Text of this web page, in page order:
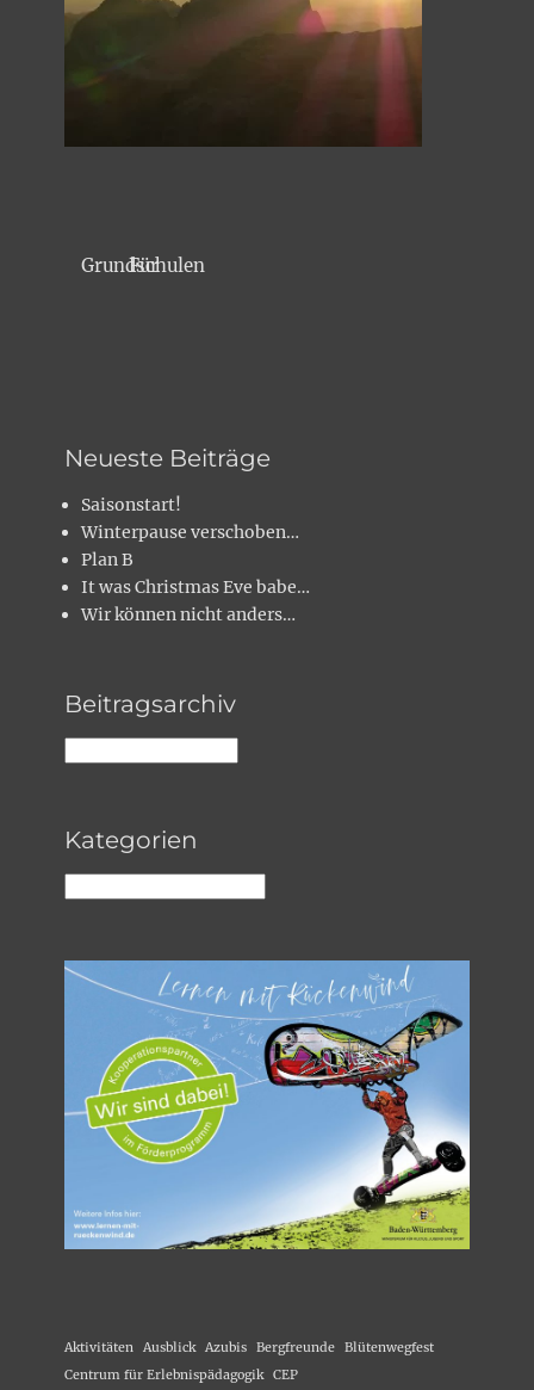
Für Grundschulen
Neueste Beiträge
Saisonstart!
Winterpause verschoben…
Plan B
It was Christmas Eve babe…
Wir können nicht anders…
Beitragsarchiv
Kategorien
Aktivitäten Ausblick Azubis Bergfreunde
Blütenwegfest
Centrum für Erlebnispädagogik
CEP